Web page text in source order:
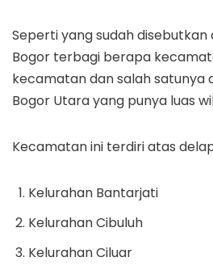
Seperti yang sudah disebutkan
Bogor terbagi berapa
kecamatan dan salah satunya
Bogor Utara yang punya luas
Kecamatan ini terdiri atas
Kelurahan Bantarjati
Kelurahan Cibuluh
Kelurahan Ciluar